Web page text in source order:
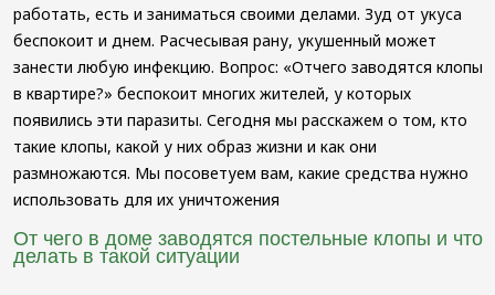
работать, есть и заниматься своими делами. Зуд от укуса
беспокоит и днем. Расчесывая рану, укушенный может
занести любую инфекцию. Вопрос: «Отчего заводятся клопы
в квартире?» беспокоит многих жителей, у которых
появились эти паразиты. Сегодня мы расскажем о том, кто
такие клопы, какой у них образ жизни и как они
размножаются. Мы посоветуем вам, какие средства нужно
использовать для их уничтожения
От чего в доме заводятся постельные клопы и что
делать в такой ситуации